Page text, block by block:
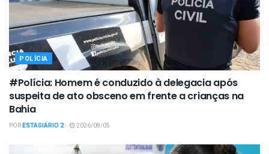
POLÍCIA
#Polícia: Homem é conduzido à delegacia após
suspeita de ato obsceno em frente a crianças na
Bahia
PORESTAGIÁRIO 2 2026/08/05